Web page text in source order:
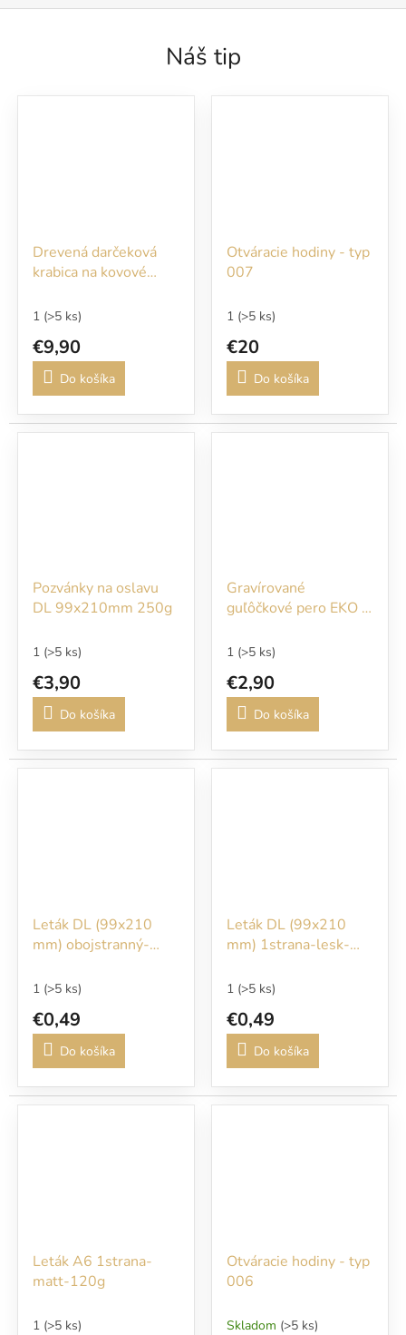
Náš tip
Drevená darčeková
krabica na kovové
1 (>5 ks)
€9,90
Do košíka
Otváracie hodiny - typ
007
1 (>5 ks)
€20
Do košíka
Pozvánky na oslavu
DL 99x210mm 250g
1 (>5 ks)
€3,90
Do košíka
Gravírované
guľôčkové pero EKO -
1 (>5 ks)
€2,90
Do košíka
Leták DL (99x210
mm) obojstranný-
1 (>5 ks)
€0,49
Do košíka
Leták DL (99x210
mm) 1strana-lesk-
1 (>5 ks)
€0,49
Do košíka
Leták A6 1strana-
matt-120g
1 (>5 ks)
Otváracie hodiny - typ
006
Skladom (>5 ks)